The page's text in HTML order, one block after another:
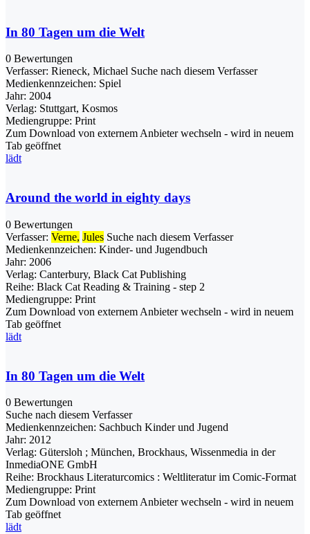
In 80 Tagen um die Welt
0 Bewertungen
Verfasser: Rieneck, Michael Suche nach diesem Verfasser
Medienkennzeichen: Spiel
Jahr: 2004
Verlag: Stuttgart, Kosmos
Mediengruppe: Print
Zum Download von externem Anbieter wechseln - wird in neuem
Tab geöffnet
lädt
Around the world in eighty days
0 Bewertungen
Verfasser: Verne, Jules Suche nach diesem Verfasser
Medienkennzeichen: Kinder- und Jugendbuch
Jahr: 2006
Verlag: Canterbury, Black Cat Publishing
Reihe: Black Cat Reading & Training - step 2
Mediengruppe: Print
Zum Download von externem Anbieter wechseln - wird in neuem
Tab geöffnet
lädt
In 80 Tagen um die Welt
0 Bewertungen
Suche nach diesem Verfasser
Medienkennzeichen: Sachbuch Kinder und Jugend
Jahr: 2012
Verlag: Gütersloh ; München, Brockhaus, Wissenmedia in der
InmediaONE GmbH
Reihe: Brockhaus Literaturcomics : Weltliteratur im Comic-Format
Mediengruppe: Print
Zum Download von externem Anbieter wechseln - wird in neuem
Tab geöffnet
lädt